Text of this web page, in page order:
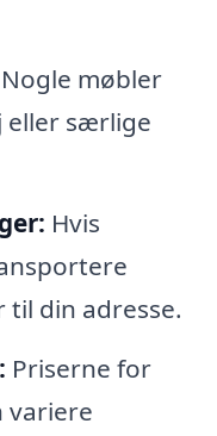
Nogle møbler
særlige
Hvis
din adresse.
Priserne for
variere